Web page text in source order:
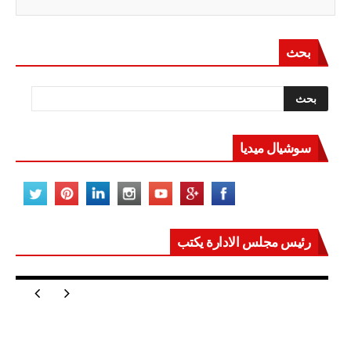
بحث
سوشيال ميديا
رئيس مجلس الادارة يكتب
مصر تعيد للعالم اتزانه